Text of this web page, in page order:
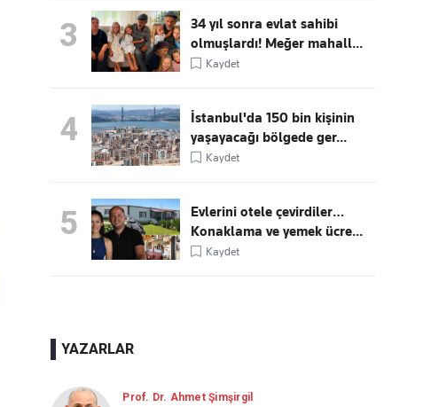
3
34 yıl sonra evlat sahibi
olmuşlardı! Meğer mahall...
Kaydet
4
İstanbul'da 150 bin kişinin
yaşayacağı bölgede ger...
Kaydet
5
Evlerini otele çevirdiler…
Konaklama ve yemek ücre...
Kaydet
YAZARLAR
Prof. Dr. Ahmet Şimşirgil